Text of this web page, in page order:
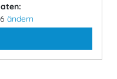
ändern